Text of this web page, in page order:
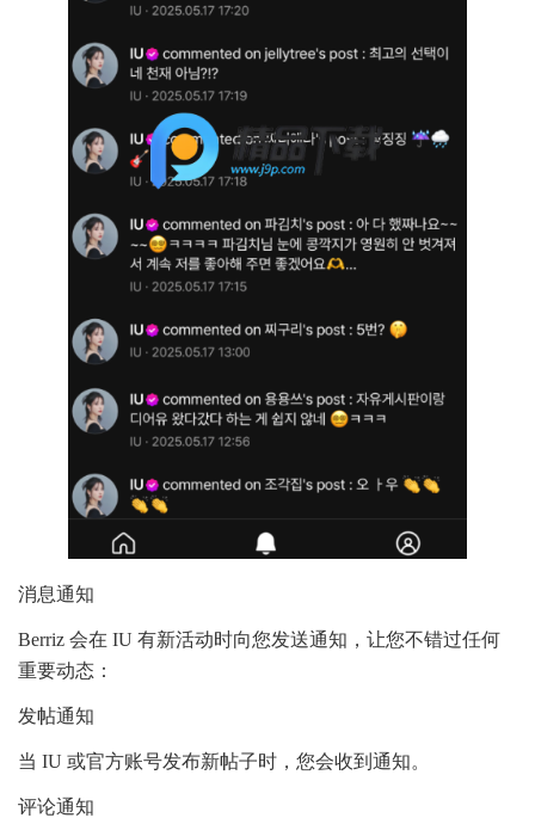
消息通知
Berriz 会在 IU 有新活动时向您发送通知，让您不错过任何
重要动态：
发帖通知
当 IU 或官方账号发布新帖子时，您会收到通知。
评论通知